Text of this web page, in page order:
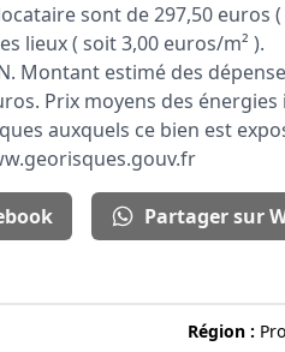
sont de 297,50 euros
lieux ( soit 3,00 euros/m² ).
Montant estimé des
Prix moyens des énergies
auxquels ce bien est
Partager sur
région :